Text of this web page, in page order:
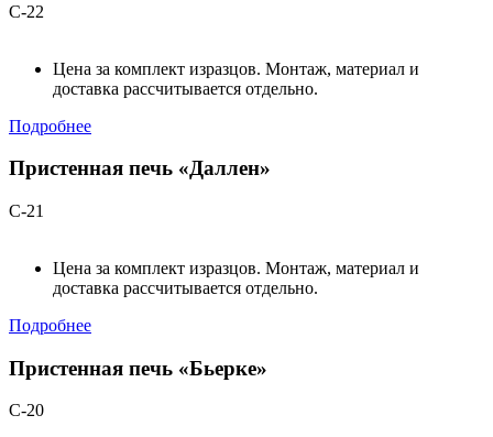
С-22
Цена за комплект изразцов. Монтаж, материал и
доставка рассчитывается отдельно.
Подробнее
Пристенная печь «Даллен»
С-21
Цена за комплект изразцов. Монтаж, материал и
доставка рассчитывается отдельно.
Подробнее
Пристенная печь «Бьерке»
С-20